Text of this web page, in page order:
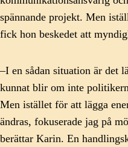
spännande projekt. Men
fick hon beskedet att
–I en sådan situation är det
kunnat blir om inte
Men istället för att lägga
ändras, fokuserade jag på
berättar Karin. En